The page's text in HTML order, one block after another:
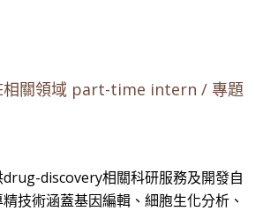
相關領域 part-time intern / 專題
discovery相關科研服務及開發自
技術涵蓋基因編輯、細胞生化分析、